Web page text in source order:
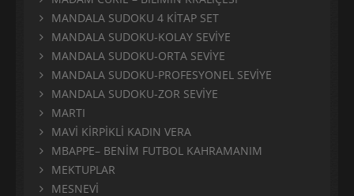
MANDALA SUDOKU 4 KİTAP SET
MANDALA SUDOKU-KOLAY SEVİYE
MANDALA SUDOKU-ORTA SEVİYE
MANDALA SUDOKU-PROFESYONEL SEVİYE
MANDALA SUDOKU-ZOR SEVİYE
MARTI
MAVİ KİRPİKLİ KADIN VERA
MBAPPE– BENİM FUTBOL KAHRAMANIM
MEKTUPLAR
MESNEVİ